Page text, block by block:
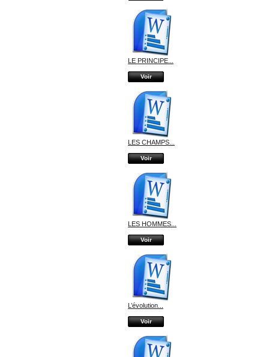
LE PRINCIPE...
Voir
LES CHAMPS...
Voir
LES HOMMES...
Voir
L’évolution...
Voir